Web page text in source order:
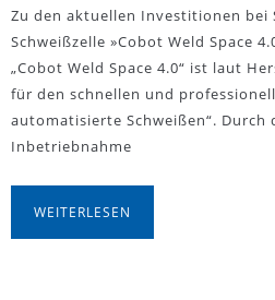
Zu den aktuellen Investitionen bei
Schweißzelle »Cobot Weld Space
„Cobot Weld Space 4.0“ ist laut
für den schnellen und
automatisierte Schweißen“. Durch
Inbetriebnahme
WEITERLESEN